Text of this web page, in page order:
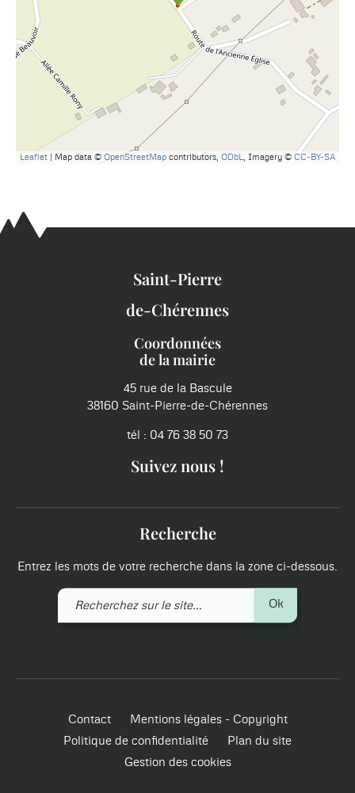
Leaflet | Map data © OpenStreetMap contributors, ODbL , Imagery © CC-BY-SA
Saint-Pierre
de-Chérennes
Coordonnées
de la mairie
45 rue de la Bascule
38160 Saint-Pierre-de-Chérennes
tél : 04 76 38 50 73
Suivez nous !
Recherche
Entrez les mots de votre recherche dans la zone ci-dessous.
Recherchez
Ok
Contact
Mentions légales - Copyright
Politique de confidentialité
Plan du site
Gestion des cookies